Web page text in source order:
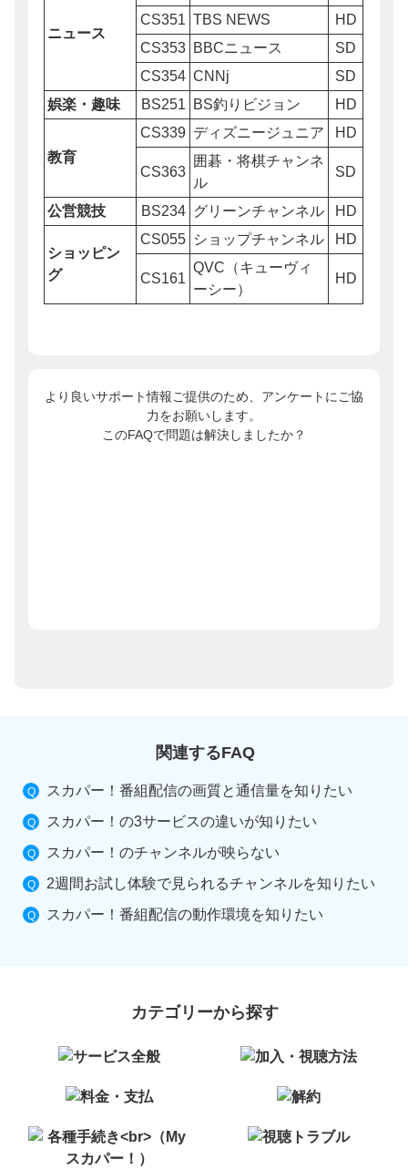
ニュース
CS351 TBS NEWS
HD
CS353 BBCニュース
SD
CS354 CNNj
SD
娯楽・趣味
BS251 BS釣りビジョン HD
教育
CS339 ディズニージュニア HD
CS363
囲碁・将棋チャンネ
ル
SD
公営競技 BS234 グリーンチャンネル HD
ショッピン
グ
CS055 ショップチャンネル HD
CS161
QVC（キューヴィ
ーシー）
HD
より良いサポート情報ご提供のため、アンケートにご協
力をお願いします。
このFAQで問題は解決しましたか？
関連するFAQ
スカパー！番組配信の画質と通信量を知りたい
スカパー！の3サービスの違いが知りたい
スカパー！のチャンネルが映らない
2週間お試し体験で見られるチャンネルを知りたい
スカパー！番組配信の動作環境を知りたい
カテゴリーから探す